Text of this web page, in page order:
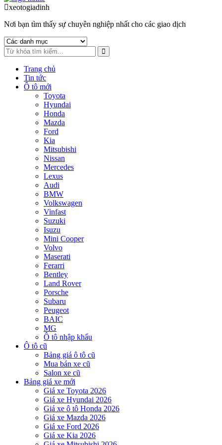
to
toxeotogiadinh
Nơi bạn tìm thấy sự chuyên nghiệp nhất cho các giao dịch
Trang chủ
Tin tức
Ô tô mới
Toyota
Hyundai
Honda
Mazda
Ford
Kia
Mitsubishi
Nissan
Mercedes
Lexus
Audi
BMW
Volkswagen
Vinfast
Suzuki
Isuzu
Mini Cooper
Volvo
Maserati
Ferarri
Bentley
Land Rover
Porsche
Subaru
Peugeot
BAIC
MG
Ô tô nhập khẩu
Ô tô cũ
Bảng giá ô tô cũ
Mua bán xe cũ
Salon xe cũ
Bảng giá xe mới
Giá xe Toyota 2026
Giá xe Hyundai 2026
Giá xe ô tô Honda 2026
Giá xe Mazda 2026
Giá xe Ford 2026
Giá xe Kia 2026